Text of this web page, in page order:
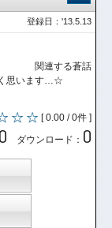
登録日：'13.5.13
録 関連する蒼話
思います…☆
[ 0.00 / 0件 ]
ダウンロード： 0